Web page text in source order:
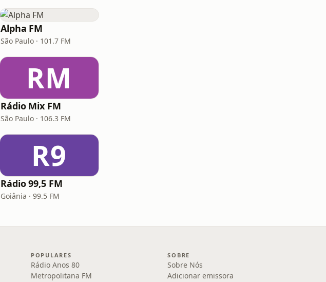
Alpha FM
São Paulo · 101.7 FM
RM
Rádio Mix FM
São Paulo · 106.3 FM
R9
Rádio 99,5 FM
Goiânia · 99.5 FM
POPULARES
Rádio Anos 80
Metropolitana FM
SOBRE
Sobre Nós
Adicionar emissora